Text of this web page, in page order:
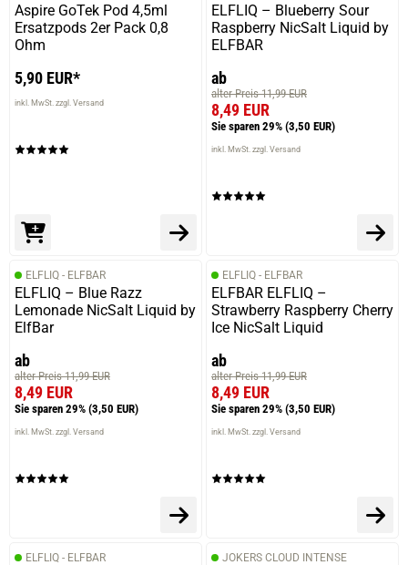
Aspire GoTek Pod 4,5ml
Ersatzpods 2er Pack 0,8
Ohm
5,90 EUR*
inkl. MwSt. zzgl. Versand
ELFLIQ – Blueberry Sour
Raspberry NicSalt Liquid by
ELFBAR
ab
alter Preis 11,99 EUR
8,49 EUR
Sie sparen 29% (3,50 EUR)
inkl. MwSt. zzgl. Versand
ELFLIQ - ELFBAR
ELFLIQ – Blue Razz
Lemonade NicSalt Liquid by
ElfBar
ab
alter Preis 11,99 EUR
8,49 EUR
Sie sparen 29% (3,50 EUR)
inkl. MwSt. zzgl. Versand
ELFLIQ - ELFBAR
ELFBAR ELFLIQ –
Strawberry Raspberry Cherry
Ice NicSalt Liquid
ab
alter Preis 11,99 EUR
8,49 EUR
Sie sparen 29% (3,50 EUR)
inkl. MwSt. zzgl. Versand
ELFLIQ - ELFBAR JOKERS CLOUD INTENSE